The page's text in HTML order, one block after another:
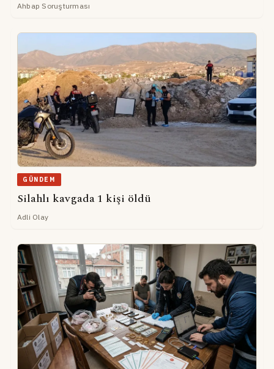
Ahbap Soruşturması
GÜNDEM
Silahlı kavgada 1 kişi öldü
Adli Olay